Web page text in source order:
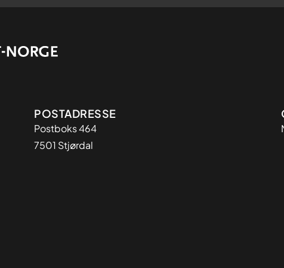
Adresse
POSTADRESSE
Postboks 464
7501 Stjørdal